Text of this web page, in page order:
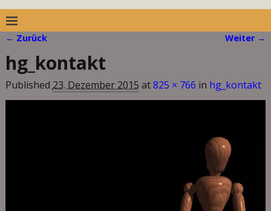
← Zurück Weiter →
hg_kontakt
Published 23. Dezember 2015 at825 × 766 in hg_kontakt